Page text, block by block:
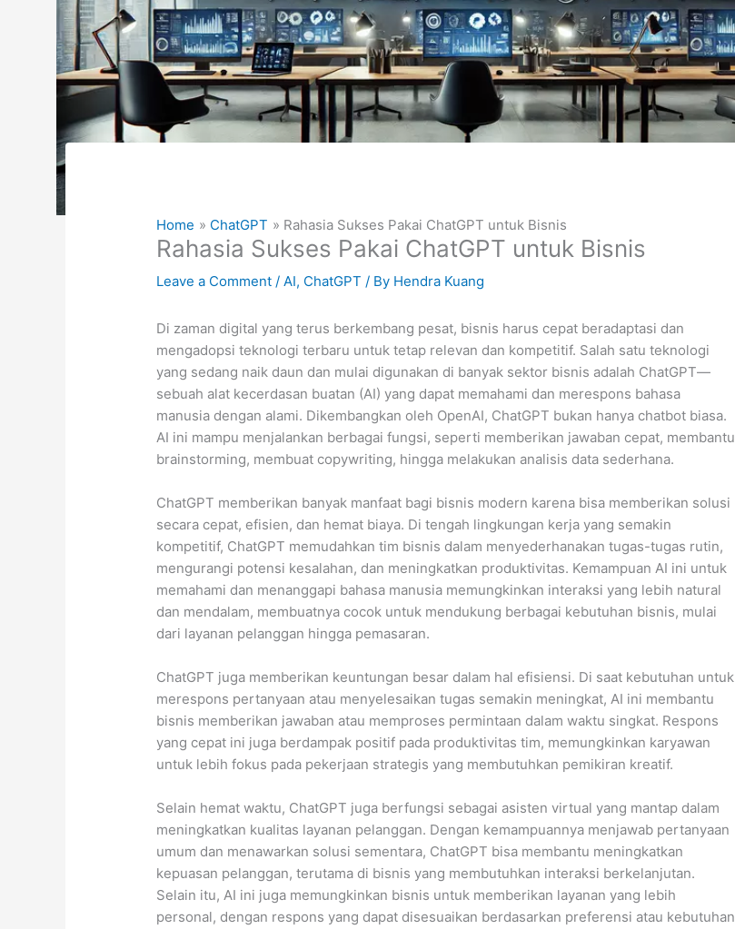
Home ChatGPT Rahasia Sukses Pakai ChatGPT untuk Bisnis
Rahasia Sukses Pakai ChatGPT untuk Bisnis
Leave a Comment /AI, ChatGPT / By Hendra Kuang
Di zaman digital yang terus berkembang pesat, bisnis harus cepat beradaptasi dan
mengadopsi teknologi terbaru untuk tetap relevan dan kompetitif. Salah satu teknologi
yang sedang naik daun dan mulai digunakan di banyak sektor bisnis adalah ChatGPT—
sebuah alat kecerdasan buatan (AI) yang dapat memahami dan merespons bahasa
manusia dengan alami. Dikembangkan oleh OpenAI, ChatGPT bukan hanya chatbot biasa.
AI ini mampu menjalankan berbagai fungsi, seperti memberikan jawaban cepat, membantu
brainstorming, membuat copywriting, hingga melakukan analisis data sederhana.
ChatGPT memberikan banyak manfaat bagi bisnis modern karena bisa memberikan solusi
secara cepat, efisien, dan hemat biaya. Di tengah lingkungan kerja yang semakin
kompetitif, ChatGPT memudahkan tim bisnis dalam menyederhanakan tugas-tugas rutin,
mengurangi potensi kesalahan, dan meningkatkan produktivitas. Kemampuan AI ini untuk
memahami dan menanggapi bahasa manusia memungkinkan interaksi yang lebih natural
dan mendalam, membuatnya cocok untuk mendukung berbagai kebutuhan bisnis, mulai
dari layanan pelanggan hingga pemasaran.
ChatGPT juga memberikan keuntungan besar dalam hal efisiensi. Di saat kebutuhan untuk
merespons pertanyaan atau menyelesaikan tugas semakin meningkat, AI ini membantu
bisnis memberikan jawaban atau memproses permintaan dalam waktu singkat. Respons
yang cepat ini juga berdampak positif pada produktivitas tim, memungkinkan karyawan
untuk lebih fokus pada pekerjaan strategis yang membutuhkan pemikiran kreatif.
Selain hemat waktu, ChatGPT juga berfungsi sebagai asisten virtual yang mantap dalam
meningkatkan kualitas layanan pelanggan. Dengan kemampuannya menjawab pertanyaan
umum dan menawarkan solusi sementara, ChatGPT bisa membantu meningkatkan
kepuasan pelanggan, terutama di bisnis yang membutuhkan interaksi berkelanjutan.
Selain itu, AI ini juga memungkinkan bisnis untuk memberikan layanan yang lebih
personal, dengan respons yang dapat disesuaikan berdasarkan preferensi atau kebutuhan